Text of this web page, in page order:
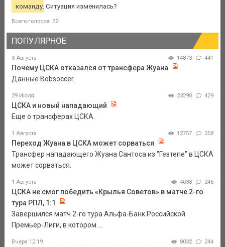
команду. Ситуация изменилась?
Всего голосов: 52
ПОПУЛЯРНОЕ
3 Августа 14873 441
Почему ЦСКА отказался от трансфера Жуана
Данные Bobsoccer.
29 Июля 23290 429
ЦСКА и новый нападающий
Еще о трансферах ЦСКА.
1 Августа 12757 258
Переход Жуана в ЦСКА может сорваться
Трансфер нападающего Жуана Сантоса из "Гезтепе" в ЦСКА
может сорваться.
1 Августа 4038 246
ЦСКА не смог победить «Крылья Советов» в матче 2-го
тура РПЛ, 1:1
Завершился матч 2-го тура Альфа-Банк Российской
Премьер-Лиги, в котором ...
Вчера 12:19 8032 244